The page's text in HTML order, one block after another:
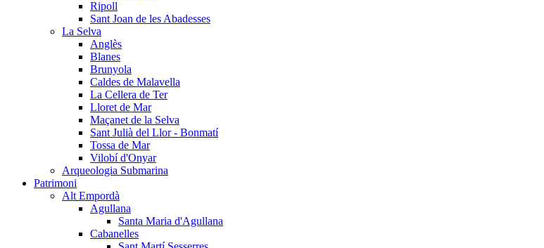
Ripoll
Sant Joan de les Abadesses
La Selva
Anglès
Blanes
Brunyola
Caldes de Malavella
La Cellera de Ter
Lloret de Mar
Maçanet de la Selva
Sant Julià del Llor - Bonmatí
Tossa de Mar
Vilobí d'Onyar
Arqueologia Submarina
Patrimoni
Alt Empordà
Agullana
Santa Maria d'Agullana
Cabanelles